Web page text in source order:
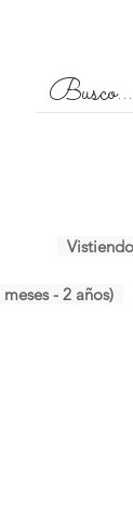
- 2 años)